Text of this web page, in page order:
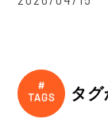
タ